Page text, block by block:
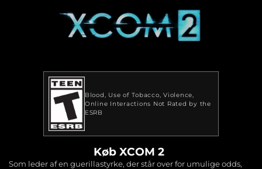
Blood Use of Tobacco Violence
Online Interactions Not Rated by the
ESRB
Køb XCOM 2
Som leder af en guerillastyrke, der står over for umulige odds,